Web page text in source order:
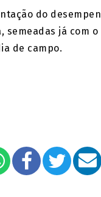
do
semeadas já com o
de campo.